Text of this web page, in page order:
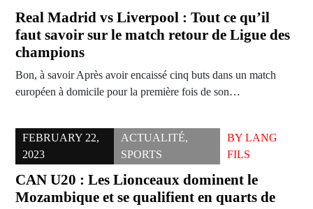
Real Madrid vs Liverpool : Tout ce qu’il
faut savoir sur le match retour de Ligue des
champions
Bon, à savoir Après avoir encaissé cinq buts dans un match
européen à domicile pour la première fois de son…
FEBRUARY 22,
2023
ACTUALITÉ,
SPORTS
BYLANG
FILS
CAN U20 : Les Lionceaux dominent le
Mozambique et se qualifient en quarts de